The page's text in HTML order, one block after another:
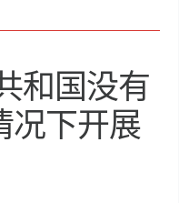
和国没有
况下开展